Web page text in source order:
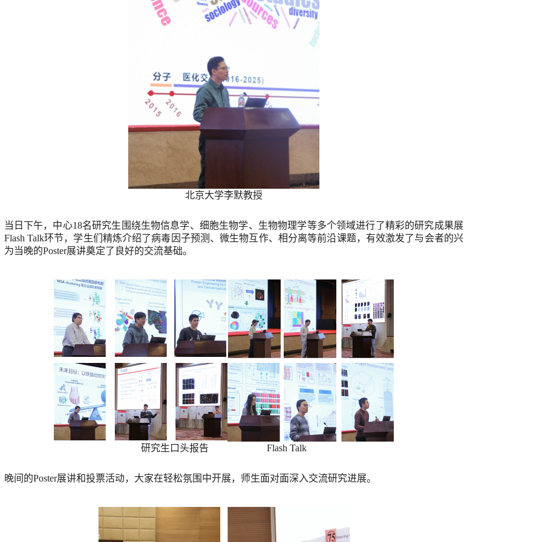
北京大学李默教授
当日下午，中心18名研究生围绕生物信息学、细胞生物学、生物物理学等多个领域进行了精彩的研究成果展
Flash Talk环节，学生们精炼介绍了病毒因子预测、微生物互作、相分离等前沿课题，有效激发了与会者的兴
为当晚的Poster展讲奠定了良好的交流基础。
研究生口头报告 Flash Talk
晚间的Poster展讲和投票活动，大家在轻松氛围中开展，师生面对面深入交流研究进展。